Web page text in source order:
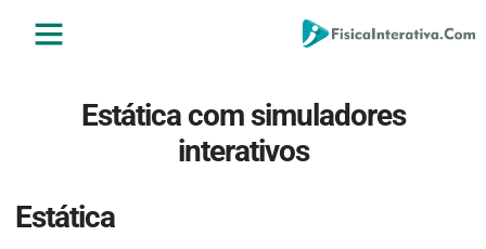
Estática com simuladores
interativos
Estática